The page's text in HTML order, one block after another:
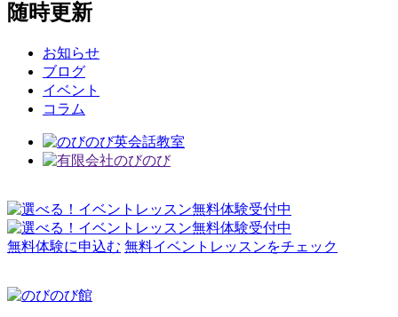
随時更新
お知らせ
ブログ
イベント
コラム
無料体験に申込む 無料イベントレッスンをチェック